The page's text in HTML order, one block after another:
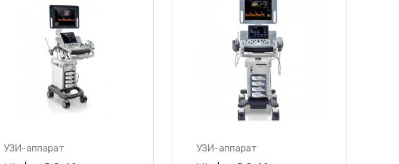
УЗИ-аппарат УЗИ-аппарат